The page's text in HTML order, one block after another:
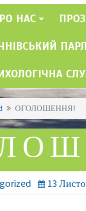
НАС
ОГОЛОШЕННЯ!
13